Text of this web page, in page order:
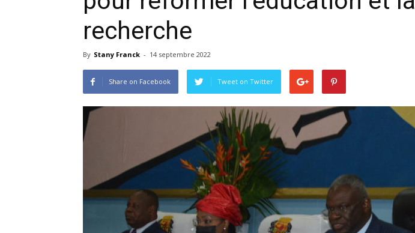
recherche
By Stany Franck - 14 septembre 2022
Share on Facebook Tweet on Twitter